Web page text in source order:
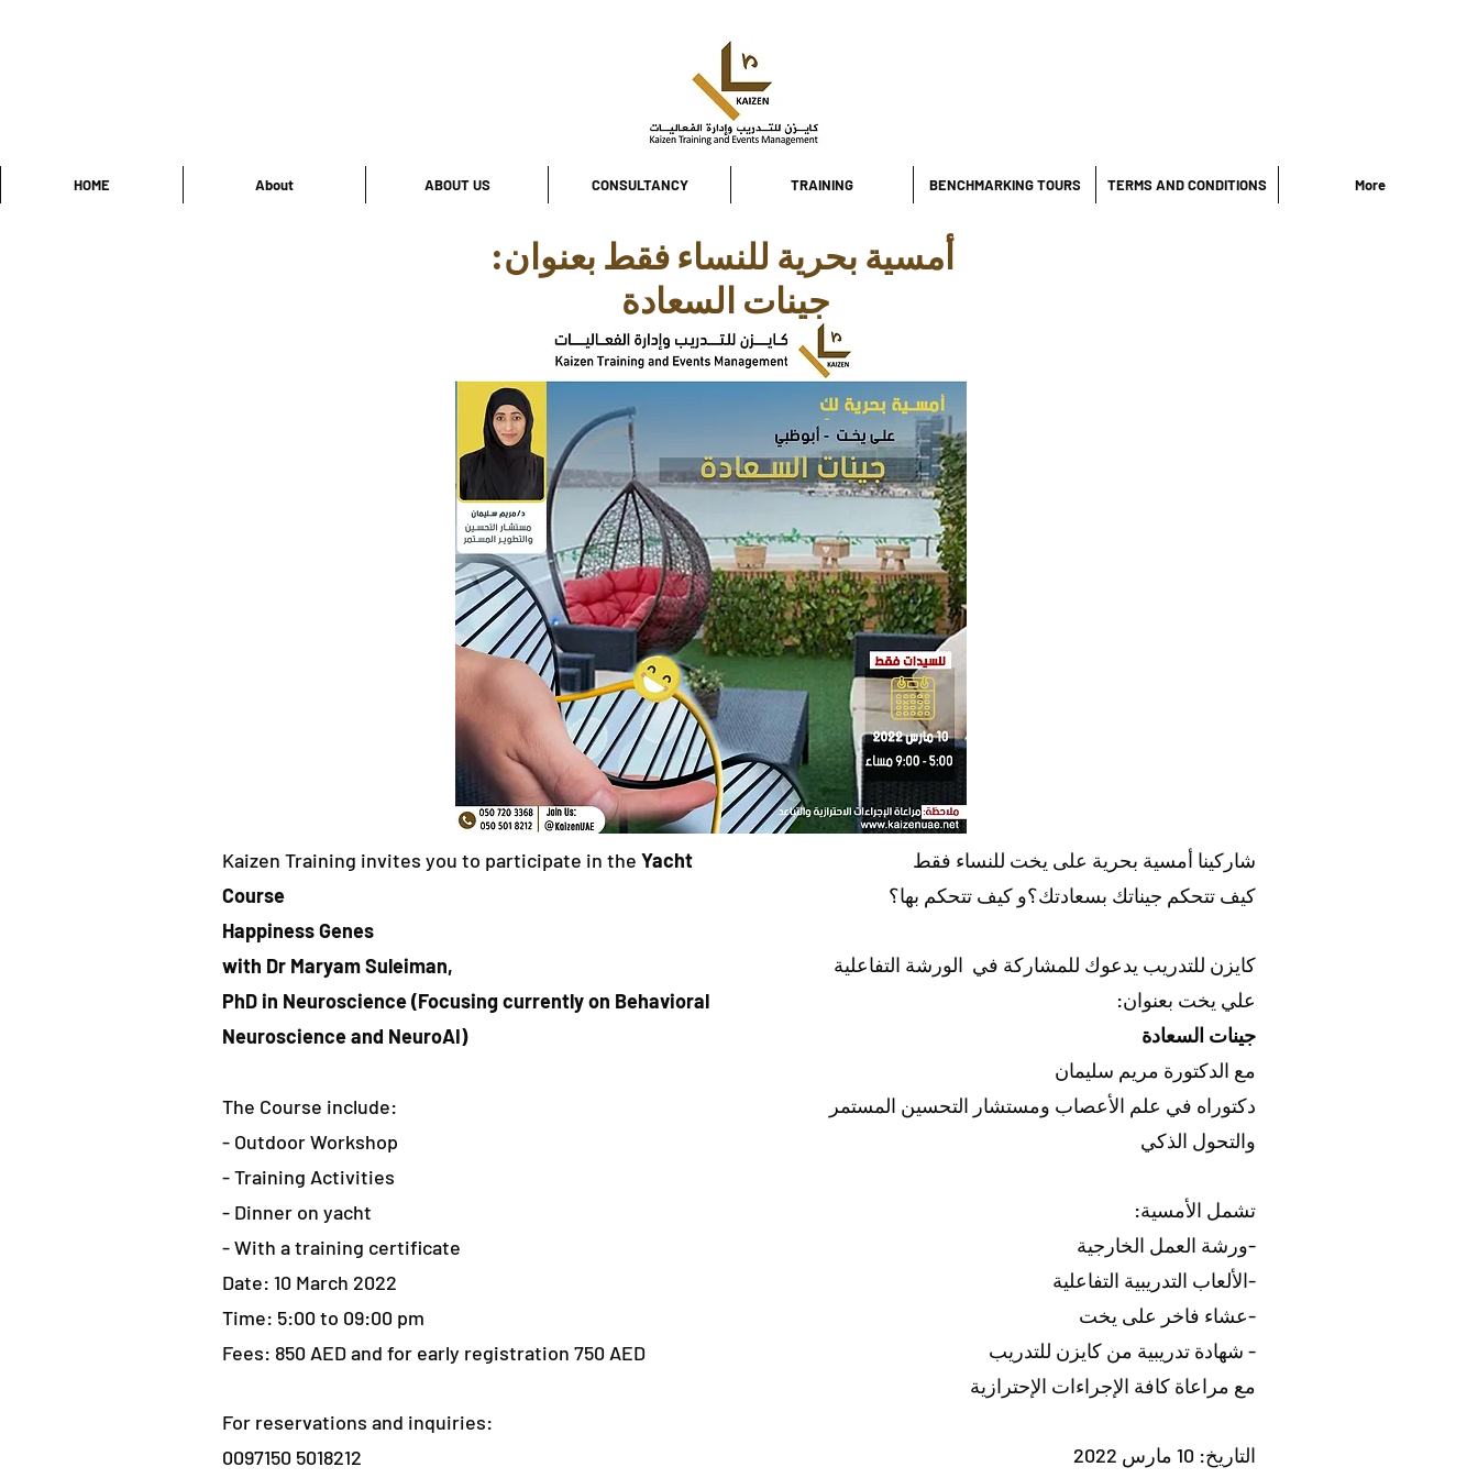
HOME About ABOUT US CONSULTANCY TRAINING BENCHMARKING TOURS TERMS AND CONDITIONS More
أمسية بحرية للنساء فقط بعنوان:
جينات السعادة
Kaizen Training invites you to participate in the Yacht
Course
Happiness Genes
with Dr MaryamSuleiman,
PhD in Neuroscience (Focusing currently on Behavioral
Neuroscience and NeuroAI)
The Course include:
- Outdoor Workshop
- Training Activities
- Dinner on yacht
- With a training certificate
Date: 10 March 2022
Time: 5:00 to 09:00 pm
Fees: 850 AED and for early registration 750 AED
For reservations and inquiries:
0097150 5018212
شاركينا أمسية بحرية على يخت للنساء فقط
كيف تتحكم جيناتك بسعادتك؟و كيف تتحكم بها؟
كايزن للتدريب يدعوك للمشاركة في الورشة التفاعلية
علي يخت بعنوان:
جينات السعادة
مع الدكتورة مريم سليمان
دكتوراه في علم الأعصاب ومستشار التحسين المستمر
والتحول الذكي
تشمل الأمسية:
-ورشة العمل الخارجية
-الألعاب التدريبية التفاعلية
-عشاء فاخر على يخت
- شهادة تدريبية من كايزن للتدريب
​مع مراعاة كافة الإجراءات الإحترازية
التاريخ: 10 مارس 2022